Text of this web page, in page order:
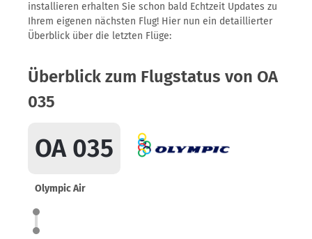
installieren erhalten Sie schon bald Echtzeit Updates zu
Ihrem eigenen nächsten Flug! Hier nun ein detaillierter
Überblick über die letzten Flüge:
Überblick zum Flugstatus von OA
035
OA 035
Olympic Air